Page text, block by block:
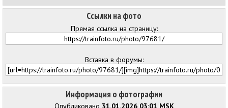
Информация о фотографии
Опубликовано 31.01.2026 03:01 MSK
Ссылки на фото
Прямая ссылка на страницу:
Вставка в форумы: